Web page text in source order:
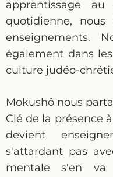
apprentissage
quotidienne,
enseignements.
également dans
culture judéo-
Mokushô nous
Clé de la présence
devient
s'attardant pas
mentale s'en va